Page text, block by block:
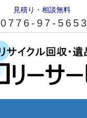
見積り・相談無料
0776-97-5653